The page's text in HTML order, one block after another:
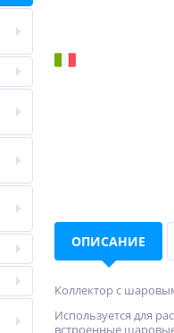
ОПИСАНИЕ
Коллектор с
Используется для
встроенные